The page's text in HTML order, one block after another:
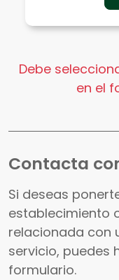
Debe
en el
Contacta
Si deseas
establecimiento
relacionada con
servicio, puedes
formulario.